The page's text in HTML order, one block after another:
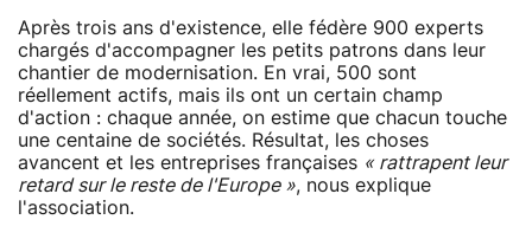
Après trois ans d'existence, elle fédère 900 experts
chargés d'accompagner les petits patrons dans leur
chantier de modernisation. En vrai, 500 sont
réellement actifs, mais ils ont un certain champ
d'action : chaque année, on estime que chacun touche
une centaine de sociétés. Résultat, les choses
avancent et les entreprises françaises « rattrapent leur
retard sur le reste de l'Europe », nous explique
l'association.